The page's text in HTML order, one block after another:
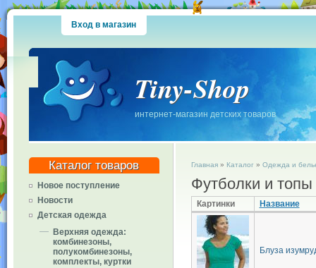
Вход в магазин
Tiny-Shop
интернет-магазин детских товаров
Каталог товаров
Новое поступление
Новости
Детская одежда
Верхняя одежда:
комбинезоны,
полукомбинезоны,
комплекты, куртки
Главная» Каталог» Одежда и
Футболки и топы
Картинки Название
Блуза